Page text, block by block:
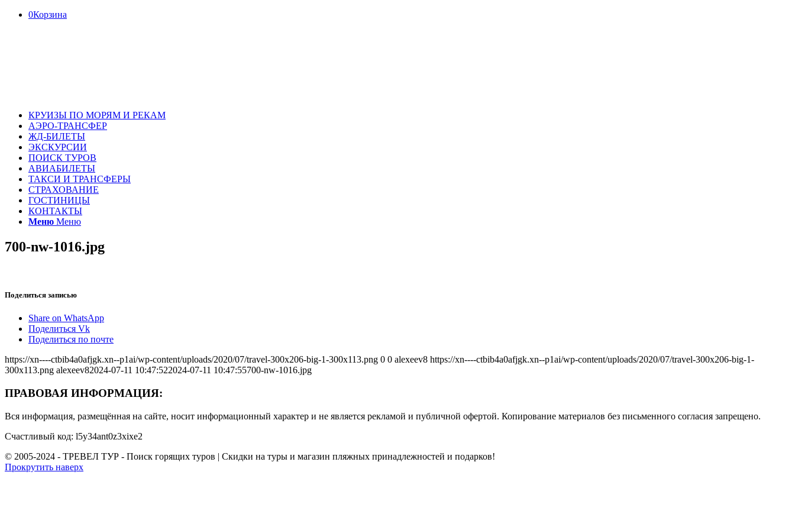
0Корзина
КРУИЗЫ ПО МОРЯМ И РЕКАМ
АЭРО-ТРАНСФЕР
ЖД-БИЛЕТЫ
ЭКСКУРСИИ
ПОИСК ТУРОВ
АВИАБИЛЕТЫ
ТАКСИ И ТРАНСФЕРЫ
СТРАХОВАНИЕ
ГОСТИНИЦЫ
КОНТАКТЫ
Меню Меню
700-nw-1016.jpg
Поделиться записью
Share on WhatsApp
Поделиться Vk
Поделиться по почте
https://xn----ctbib4a0afjgk.xn--p1ai/wp-content/uploads/2020/07/travel-300x206-big-1-300x113.png 0 0 alexeev8 https://xn----ctbib4a0afjgk.xn--p1ai/wp-content/uploads/2020/07/travel-300x206-big-1-
300x113.png alexeev82024-07-11 10:47:522024-07-11 10:47:55700-nw-1016.jpg
ПРАВОВАЯ ИНФОРМАЦИЯ:
Вся информация, размещённая на сайте, носит информационный характер и не является рекламой и публичной офертой. Копирование материалов без письменного согласия запрещено.
Счастливый код: l5y34ant0z3xixe2
© 2005-2024 - ТРЕВЕЛ ТУР - Поиск горящих туров | Скидки на туры и магазин пляжных принадлежностей и подарков!
Прокрутить наверх